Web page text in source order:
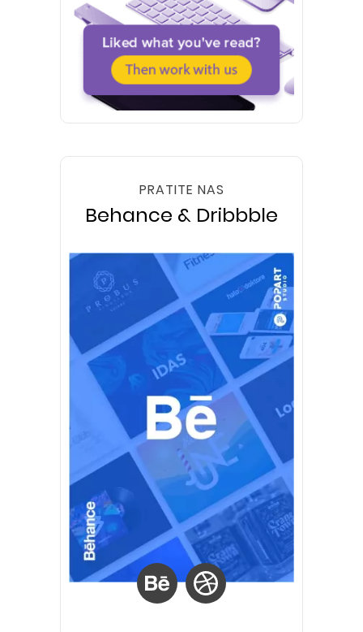
PRATITE NAS
Behance & Dribbble